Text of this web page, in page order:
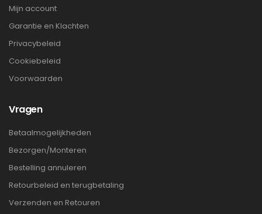
Mijn account
Garantie en Klachten
Privacybeleid
Cookiebeleid
Voorwaarden
Vragen
Betaalmogelijkheden
Bezorgen/Monteren
Bestelling annuleren
Retourbeleid en terugbetaling
Verzenden en Retouren